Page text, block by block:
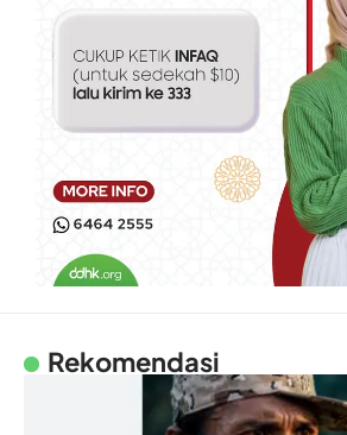
Rekomendasi